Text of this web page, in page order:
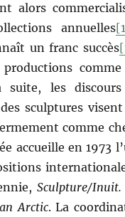
alors
annuelles
un franc succès
suite, les
sculptures
comme
accueille en 1973
Sculpture/Inuit.
Arctic. La